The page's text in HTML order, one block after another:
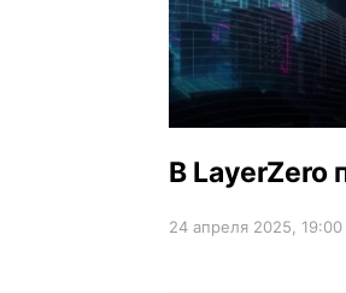
В LayerZero
24 апреля 2025, 19:00